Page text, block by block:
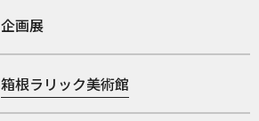
企画展
箱根ラリック美術館